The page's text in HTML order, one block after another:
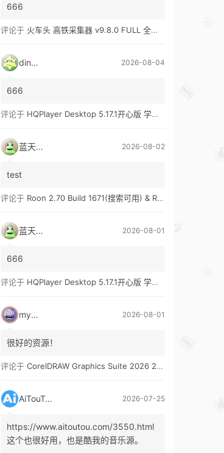
666
评论于 火车头 高铁采集器 v9.8.0 FULL 全功能版（兼容win10、win11）
ding1 2026-08-04
666
评论于 HQPlayer Desktop 5.17.1开心版 学习版&HQPlayer Embedded 5.17.2开心版 学习版
蓝天真蓝 2026-08-02
test
评论于 Roon 2.70 Build 1671(搜索可用) & Roon 2.65 Build 1653 & Roon 1.8 Build 1151 Legacy 开心版 学习版
蓝天真蓝 2026-08-01
666
评论于 HQPlayer Desktop 5.17.1开心版 学习版&HQPlayer Embedded 5.17.2开心版 学习版
mypw 2026-08-01
很好的资源！
评论于 CorelDRAW Graphics Suite 2026 27.1 多语言 开心版 学习版 by KpoJIuK
AiTouTou 2026-07-25
https://www.aitoutou.com/3550.html
这个也很好用，也是酷我的音乐源。